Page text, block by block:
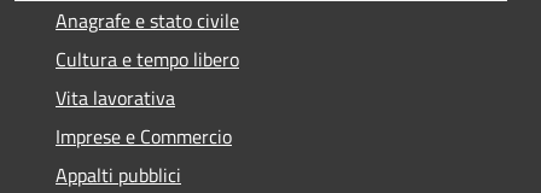
Anagrafe e stato civile
Cultura e tempo libero
Vita lavorativa
Imprese e Commercio
Appalti pubblici